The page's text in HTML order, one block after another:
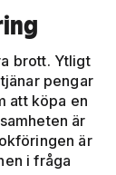
brott. Ytligt
pengar
att köpa en
är
är
i fråga